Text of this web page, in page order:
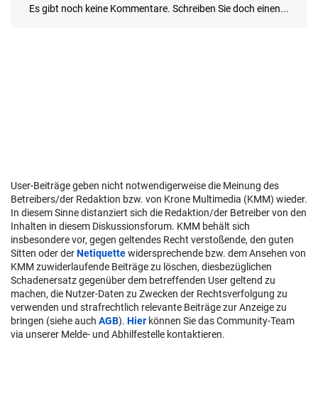
User-Beiträge geben nicht notwendigerweise die Meinung des
Betreibers/der Redaktion bzw. von Krone Multimedia (KMM) wieder.
In diesem Sinne distanziert sich die Redaktion/der Betreiber von den
Inhalten in diesem Diskussionsforum. KMM behält sich
insbesondere vor, gegen geltendes Recht verstoßende, den guten
Sitten oder derNetiquettewidersprechende bzw. dem Ansehen von
KMM zuwiderlaufende Beiträge zu löschen, diesbezüglichen
Schadenersatz gegenüber dem betreffenden User geltend zu
machen, die Nutzer-Daten zu Zwecken der Rechtsverfolgung zu
verwenden und strafrechtlich relevante Beiträge zur Anzeige zu
bringen (siehe auch AGB). Hier können Sie das Community-Team
via unserer Melde- und Abhilfestelle kontaktieren.